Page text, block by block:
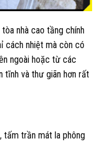
nhà cao tầng chính
cách nhiệt mà còn có
ngoài hoặc từ các
tĩnh và thư giãn hơn rất
tấm trần mát la phông